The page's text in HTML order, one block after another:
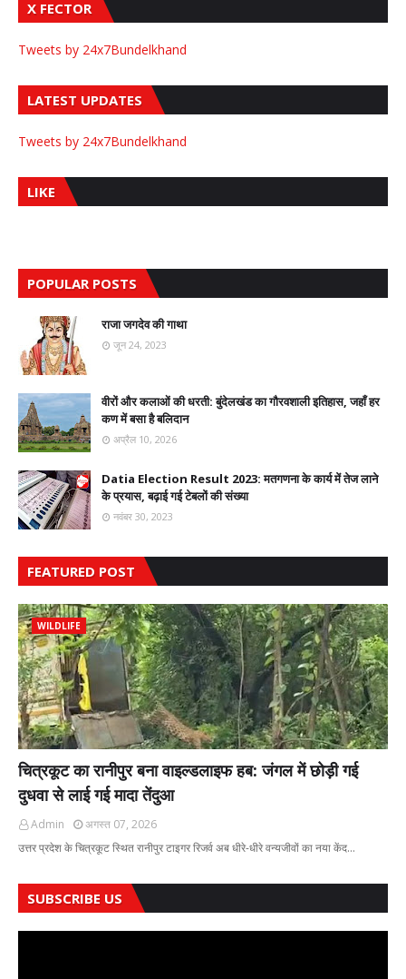
X FECTOR
Tweets by 24x7Bundelkhand
LATEST UPDATES
Tweets by 24x7Bundelkhand
LIKE
POPULAR POSTS
राजा जगदेव की गाथा
जून 24, 2023
वीरों और कलाओं की धरती: बुंदेलखंड का गौरवशाली इतिहास, जहाँ हर
कण में बसा है बलिदान
अप्रैल 10, 2026
Datia Election Result 2023: मतगणना के कार्य में तेज लाने
के प्रयास, बढ़ाई गई टेबलों की संख्या
नवंबर 30, 2023
FEATURED POST
WILDLIFE
चित्रकूट का रानीपुर बना वाइल्डलाइफ हब: जंगल में छोड़ी गई
दुधवा से लाई गई मादा तेंदुआ
Admin
अगस्त 07, 2026
उत्तर प्रदेश के चित्रकूट स्थित रानीपुर टाइगर रिजर्व अब धीरे-धीरे वन्यजीवों का नया केंद…
SUBSCRIBE US